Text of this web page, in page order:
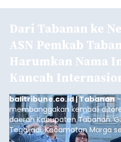
Dari Tabanan ke
ASN Pemkab
Harumkan Nama
Kancah
balitribune.co.id | Tabanan-
membanggakan kembali
daerah Kabupaten Tabanan.
Tegaljadi, Kecamatan Marga